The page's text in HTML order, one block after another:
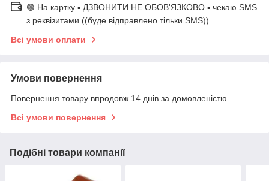
🟢 На картку ▪️ ДЗВОНИТИ НЕ ОБОВ'ЯЗКОВО ▪️ чекаю SMS
з реквізитами ((буде відправлено тільки SMS))
Всі умови оплати
Умови повернення
Повернення товару впродовж 14 днів за домовленістю
Всі умови повернення
Подібні товари компанії